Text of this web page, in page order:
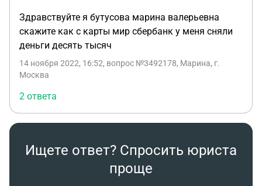
Здравствуйте я бутусова марина валерьевна
скажите как с карты мир сбербанк у меня сняли
деньги десять тысяч
14 ноября 2022, 16:52, вопрос №3492178, Марина, г.
Москва
2 ответа
Ищете ответ? Спросить юриста
проще